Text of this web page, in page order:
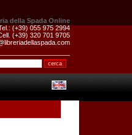
della Spada Online
(+39) 055 975 2994
(+39) 320 701 9705